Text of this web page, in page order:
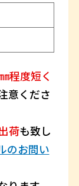
程度短く
意くださ
荷も致し
のお問い